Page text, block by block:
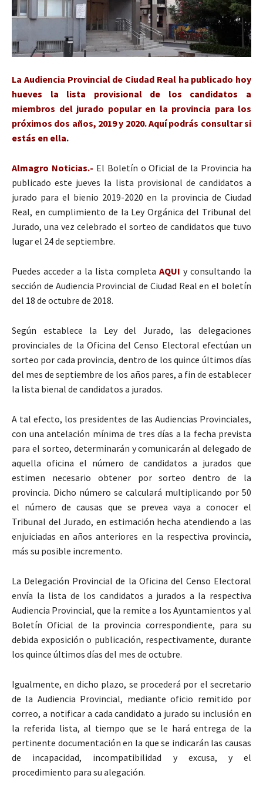
La Audiencia Provincial de Ciudad Real ha publicado hoy
hueves la lista provisional de los candidatos a
miembros del jurado popular en la provincia para los
próximos dos años, 2019 y 2020. Aquí podrás consultar si
estás en ella.
Almagro Noticias.- El Boletín o Oficial de la Provincia ha
publicado este jueves la lista provisional de candidatos a
jurado para el bienio 2019-2020 en la provincia de Ciudad
Real, en cumplimiento de la Ley Orgánica del Tribunal del
Jurado, una vez celebrado el sorteo de candidatos que tuvo
lugar el 24 de septiembre.
Puedes acceder a la lista completa AQUI y consultando la
sección de Audiencia Provincial de Ciudad Real en el boletín
del 18 de octubre de 2018.
Según establece la Ley del Jurado, las delegaciones
provinciales de la Oficina del Censo Electoral efectúan un
sorteo por cada provincia, dentro de los quince últimos días
del mes de septiembre de los años pares, a fin de establecer
la lista bienal de candidatos a jurados.
A tal efecto, los presidentes de las Audiencias Provinciales,
con una antelación mínima de tres días a la fecha prevista
para el sorteo, determinarán y comunicarán al delegado de
aquella oficina el número de candidatos a jurados que
estimen necesario obtener por sorteo dentro de la
provincia. Dicho número se calculará multiplicando por 50
el número de causas que se prevea vaya a conocer el
Tribunal del Jurado, en estimación hecha atendiendo a las
enjuiciadas en años anteriores en la respectiva provincia,
más su posible incremento.
La Delegación Provincial de la Oficina del Censo Electoral
envía la lista de los candidatos a jurados a la respectiva
Audiencia Provincial, que la remite a los Ayuntamientos y al
Boletín Oficial de la provincia correspondiente, para su
debida exposición o publicación, respectivamente, durante
los quince últimos días del mes de octubre.
Igualmente, en dicho plazo, se procederá por el secretario
de la Audiencia Provincial, mediante oficio remitido por
correo, a notificar a cada candidato a jurado su inclusión en
la referida lista, al tiempo que se le hará entrega de la
pertinente documentación en la que se indicarán las causas
de incapacidad, incompatibilidad y excusa, y el
procedimiento para su alegación.